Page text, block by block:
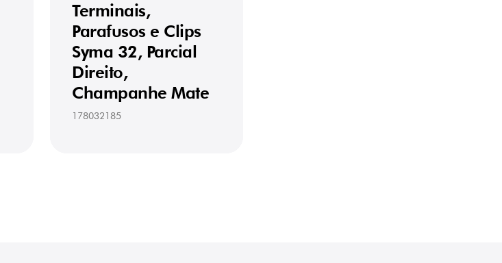
Terminais,
Parafusos e Clips
Syma 32, Parcial
Direito,
Champanhe Mate
178032185